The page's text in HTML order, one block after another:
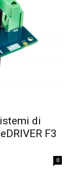
di
F3
0